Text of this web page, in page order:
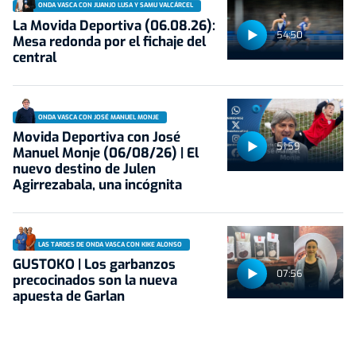
54:50
ONDA VASCA CON JUANJO LUSA Y SAMU VALCÁRCEL
La Movida Deportiva (06.08.26):
Mesa redonda por el fichaje del
central
51:59
ONDA VASCA CON JOSÉ MANUEL MONJE
Movida Deportiva con José
Manuel Monje (06/08/26) | El
nuevo destino de Julen
Agirrezabala, una incógnita
07:56
LAS TARDES DE ONDA VASCA CON KIKE ALONSO
GUSTOKO | Los garbanzos
precocinados son la nueva
apuesta de Garlan